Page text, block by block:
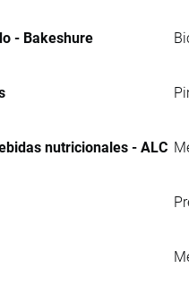
- Bakeshure
nutricionales - ALC